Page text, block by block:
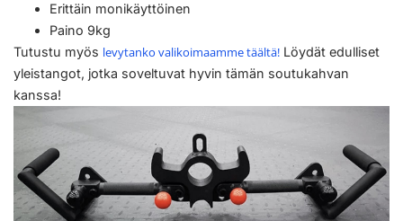
Erittäin monikäyttöinen
Paino 9kg
Tutustu myös levytanko valikoimaamme täältä! Löydät edulliset
yleistangot, jotka soveltuvat hyvin tämän soutukahvan
kanssa!